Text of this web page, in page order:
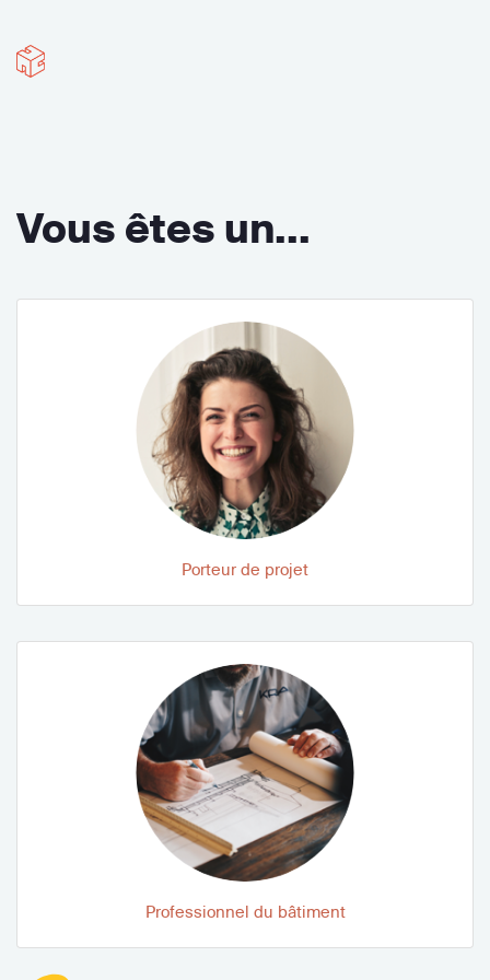
Vous êtes un...
Porteur de projet
Professionnel du bâtiment